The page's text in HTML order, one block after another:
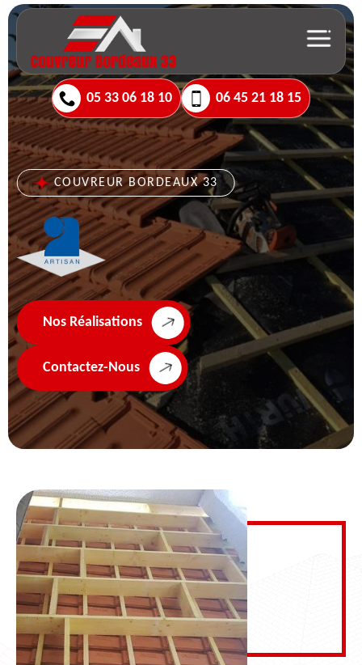
05 33 06 18 10 06 45 21 18 15
COUVREUR BORDEAUX 33
Nos Réalisations
Contactez-Nous